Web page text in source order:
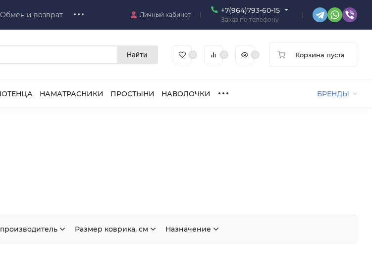
Обмен и возврат Личный кабинет +7(964)793-60-15
Заказ по телефону
Найти Корзина пуста
НАМАТРАСНИКИ ПРОСТЫНИ НАВОЛОЧКИ БРЕНДЫ
Размер коврика, см Назначение